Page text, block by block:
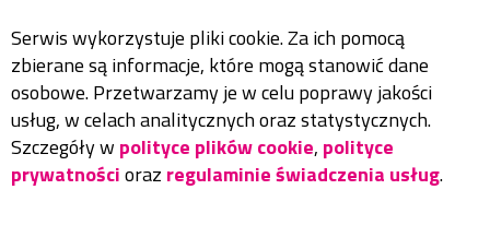
Serwis wykorzystuje pliki cookie. Za ich pomocą
zbierane są informacje, które mogą stanowić dane
osobowe. Przetwarzamy je w celu poprawy jakości
usług, w celach analitycznych oraz statystycznych.
Szczegóły w polityce plików cookie, polityce
prywatnościoraz regulaminie świadczenia usług.